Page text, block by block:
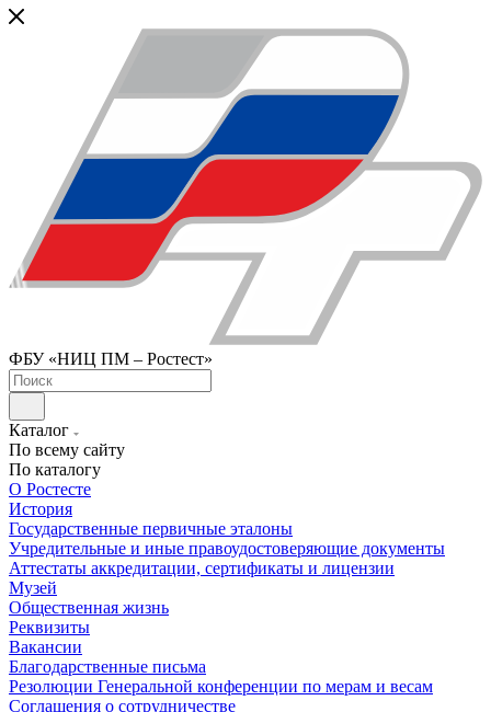
ФБУ «НИЦ ПМ – Ростест»
Каталог
По всему сайту
По каталогу
О Ростесте
История
Государственные первичные эталоны
Учредительные и иные правоудостоверяющие документы
Аттестаты аккредитации, сертификаты и лицензии
Музей
Общественная жизнь
Реквизиты
Вакансии
Благодарственные письма
Резолюции Генеральной конференции по мерам и весам
Соглашения о сотрудничестве